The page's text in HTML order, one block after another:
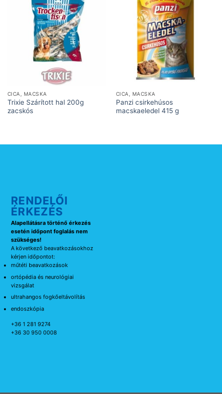
CICA, MACSKA
Trixie Szárított hal 200g
zacskós
CICA, MACSKA
Panzi csirkehúsos
macskaeledel 415 g
RENDELŐI
ÉRKEZÉS
Alapellátásra történő érkezés
esetén időpont foglalás nem
szükséges!
A következő beavatkozásokhoz
kérjen időpontot:
műtéti beavatkozások
ortópédia és neurológiai
vizsgálat
ultrahangos fogkőeltávolítás
endoszkópia
+36 1 281 9274
+36 30 950 0008